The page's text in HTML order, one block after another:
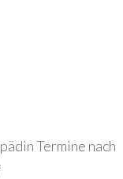
Termine nach